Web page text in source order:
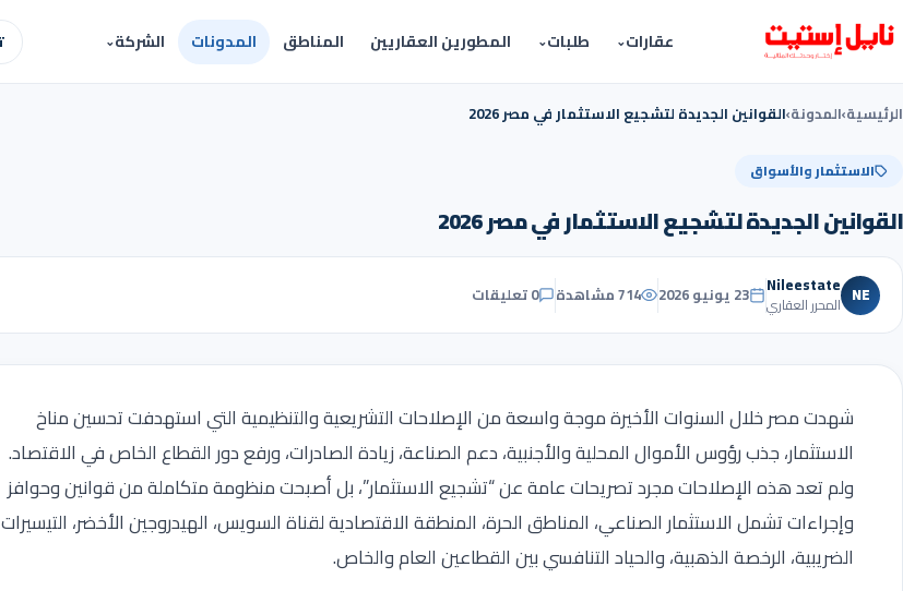
عقارات طلبات المطورين العقاريين المناطق المدونات الشركة
الرئيسية›المدونة›القوانين الجديدة لتشجيع الاستثمار في مصر 2026
الاستثمار والأسواق
القوانين الجديدة لتشجيع الاستثمار في مصر 2026
NE
Nileestate
المحرر العقاري 23 يونيو 2026 714 مشاهدة 0 تعليقات
شهدت مصر خلال السنوات الأخيرة موجة واسعة من الإصلاحات التشريعية والتنظيمية التي استهدفت تحسين مناخ
الاستثمار، جذب رؤوس الأموال المحلية والأجنبية، دعم الصناعة، زيادة الصادرات، ورفع دور القطاع الخاص في الاقتصاد.
ولم تعد هذه الإصلاحات مجرد تصريحات عامة عن “تشجيع الاستثمار”، بل أصبحت منظومة متكاملة من قوانين وحوافز
وإجراءات تشمل الاستثمار الصناعي، المناطق الحرة، المنطقة الاقتصادية لقناة السويس، الهيدروجين الأخضر، التيسيرات
الضريبية، الرخصة الذهبية، والحياد التنافسي بين القطاعين العام والخاص.